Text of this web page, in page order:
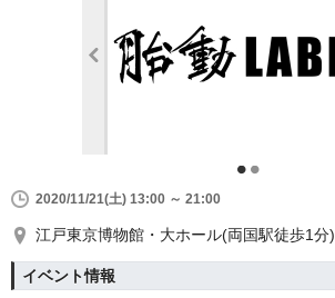
2020/11/21(土) 13:00 ～ 21:00
江戸東京博物館・大ホール(両国駅徒歩1分)
イベント情報